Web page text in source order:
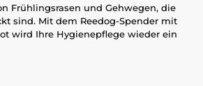
Frühlingsrasen und Gehwegen, die
sind. Mit dem Reedog-Spender mit
wird Ihre Hygienepflege wieder ein